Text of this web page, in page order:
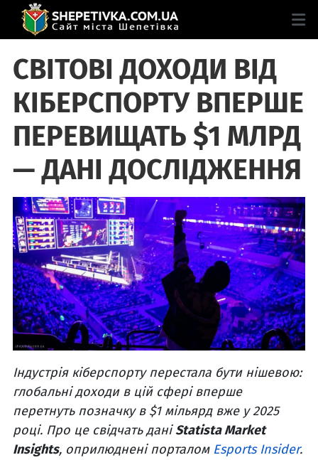
СВІТОВІ ДОХОДИ ВІД
КІБЕРСПОРТУ ВПЕРШЕ
ПЕРЕВИЩАТЬ $1 МЛРД
— ДАНІ ДОСЛІДЖЕННЯ
Індустрія кіберспорту перестала бути нішевою:
глобальні доходи в цій сфері вперше
перетнуть позначку в $1 мільярд вже у 2025
році. Про це свідчать даніStatista Market
Insights, оприлюднені порталом Esports Insider.